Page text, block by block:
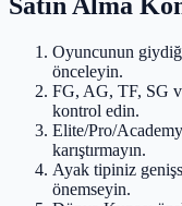
Oyuncunun
önceleyin.
FG, AG, TF, SG
kontrol edin.
Elite/Pro/
karıştırmayın.
Ayak tipiniz
önemseyin.